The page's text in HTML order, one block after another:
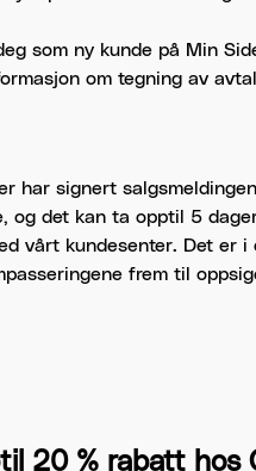
som ny kunde på Min
om tegning av
har signert
og det kan ta opptil 5
vårt kundesenter. Det er
frem til
20 % rabatt hos